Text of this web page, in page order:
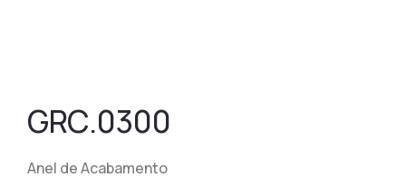
GRC.0300
Anel de Acabamento